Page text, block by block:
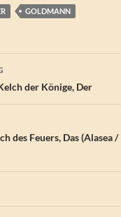
GOLDMANN
der Könige, Der
des Feuers, Das (Alasea